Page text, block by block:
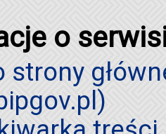
o
strony